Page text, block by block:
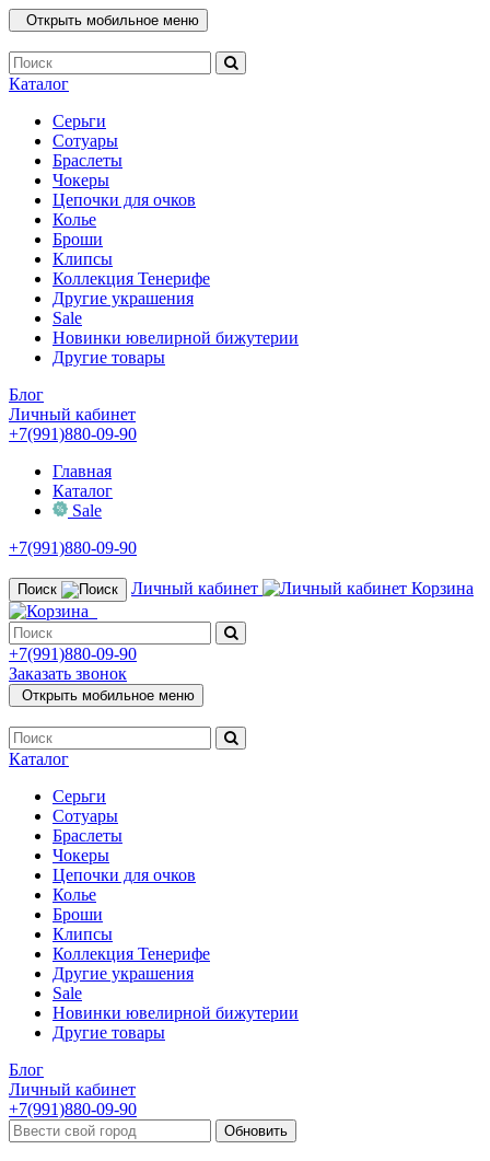
Открыть мобильное меню
Каталог
Серьги
Сотуары
Браслеты
Чокеры
Цепочки для очков
Колье
Броши
Клипсы
Коллекция Тенерифе
Другие украшения
Sale
Новинки ювелирной бижутерии
Другие товары
Блог
Личный кабинет
+7(991)880-09-90
Главная
Каталог
Sale
+7(991)880-09-90
Поиск Личный кабинет Корзина
+7(991)880-09-90
Заказать звонок
Открыть мобильное меню
Каталог
Серьги
Сотуары
Браслеты
Чокеры
Цепочки для очков
Колье
Броши
Клипсы
Коллекция Тенерифе
Другие украшения
Sale
Новинки ювелирной бижутерии
Другие товары
Блог
Личный кабинет
+7(991)880-09-90
Обновить